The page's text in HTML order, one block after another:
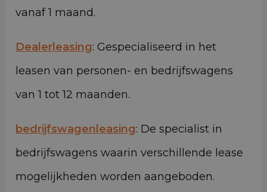
vanaf 1 maand.
Dealerleasing: Gespecialiseerd in het
leasen van personen- en bedrijfswagens
van 1 tot 12 maanden.
bedrijfswagenleasing: De specialist in
bedrijfswagens waarin verschillende lease
mogelijkheden worden aangeboden.